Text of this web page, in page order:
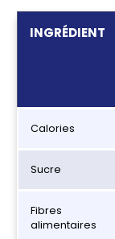
INGRÉDIENT
Calories
Sucre
Fibres
alimentaires